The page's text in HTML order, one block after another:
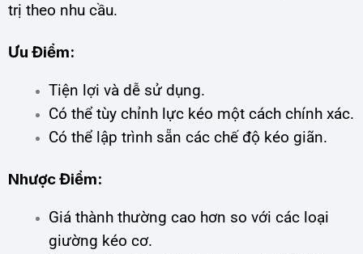
trị theo nhu cầu.
Ưu Điểm:
Tiện lợi và dễ sử dụng.
Có thể tùy chỉnh lực kéo một cách chính xác.
Có thể lập trình sẵn các chế độ kéo giãn.
Nhược Điểm:
Giá thành thường cao hơn so với các loại
giường kéo cơ.